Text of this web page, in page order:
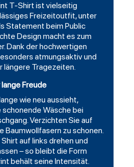
T-Shirt ist vielseitig
Freizeitoutfit, unter
Statement beim Public
Design macht es zum
Dank der hochwertigen
atmungsaktiv und
längere Tragezeiten.
Freude
wie neu aussieht,
Wäsche bei
Verzichten Sie auf
Baumwollfasern zu schonen.
auf links drehen und
– so bleibt die Form
behält seine Intensität.